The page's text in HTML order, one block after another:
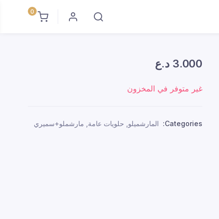
0
3.000 د.ع
غير متوفر في المخزون
Categories: المارشميلو حلويات عامة مارشملو+سميري